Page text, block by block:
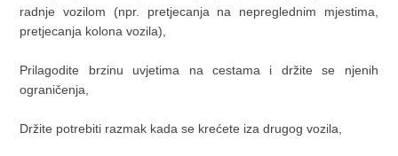
radnje vozilom (npr. pretjecanja na nepreglednim mjestima,
pretjecanja kolona vozila),
Prilagodite brzinu uvjetima na cestama i držite se njenih
ograničenja,
Držite potrebiti razmak kada se krećete iza drugog vozila,